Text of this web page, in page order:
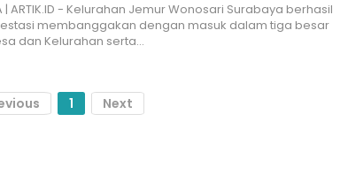
| ARTIK.ID - Kelurahan Jemur Wonosari Surabaya berhasil
membanggakan dengan masuk dalam tiga besar
dan Kelurahan serta…
1 Next